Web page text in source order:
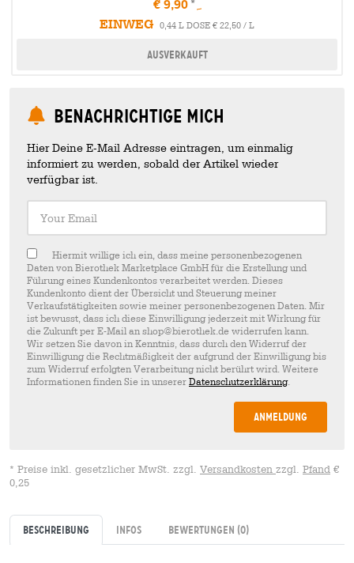
€ 9,90
EINWEG
0,44 L DOSE € 22,50 / L
Ausverkauft
Benachrichtige mich
Hier Deine E-Mail Adresse eintragen, um einmalig
informiert zu werden, sobald der Artikel wieder
verfügbar ist.
Hiermit willige ich ein, dass meine personenbezogenen
Daten von Bierothek Marketplace GmbH für die Erstellung und
Führung eines Kundenkontos verarbeitet werden. Dieses
Kundenkonto dient der Übersicht und Steuerung meiner
Verkaufstätigkeiten sowie meiner personenbezogenen Daten. Mir
ist bewusst, dass ich diese Einwilligung jederzeit mit Wirkung für
die Zukunft per E-Mail an shop@bierothek.de widerrufen kann.
Wir setzen Sie davon in Kenntnis, dass durch den Widerruf der
Einwilligung die Rechtmäßigkeit der aufgrund der Einwilligung bis
zum Widerruf erfolgten Verarbeitung nicht berührt wird. Weitere
Informationen finden Sie in unserer Datenschutzerklärung.
Anmeldung
* Preise inkl. gesetzlicher MwSt. zzgl. Versandkosten zzgl. Pfand €
0,25
Beschreibung Infos Bewertungen (0)